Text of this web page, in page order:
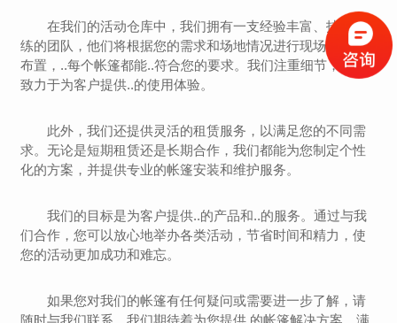
在我们的活动仓库中，我们拥有一支经验丰富、技术熟
练的团队，他们将根据您的需求和场地情况进行现场测量和
布置，..每个帐篷都能..符合您的要求。我们注重细节，并且
致力于为客户提供..的使用体验。
此外，我们还提供灵活的租赁服务，以满足您的不同需
求。无论是短期租赁还是长期合作，我们都能为您制定个性
化的方案，并提供专业的帐篷安装和维护服务。
我们的目标是为客户提供..的产品和..的服务。通过与我
们合作，您可以放心地举办各类活动，节省时间和精力，使
您的活动更加成功和难忘。
如果您对我们的帐篷有任何疑问或需要进一步了解，请
随时与我们联系。我们期待着为您提供 的帐篷解决方案，满